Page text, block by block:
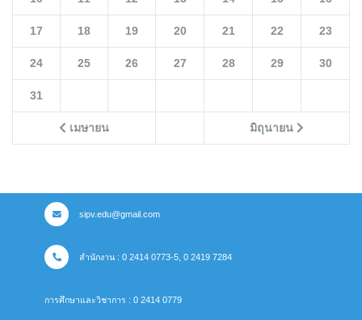
เมษายน มิถุนายน
17 18 19 20 21 22 23
24 25 26 27 28 29 30
31
sipv.edu@gmail.com
สำนักงาน : 0 2414 0773-5, 0 2419 7284
การศึกษาและวิชาการ : 0 2414 0779